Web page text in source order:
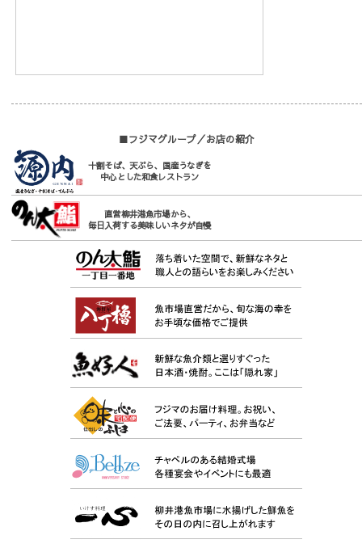
■フジマグループ／お店の紹介
十割そば、天ぷら、国産うなぎを
中心とした和食レストラン
直営柳井港魚市場から、
毎日入荷する美味しいネタが自慢